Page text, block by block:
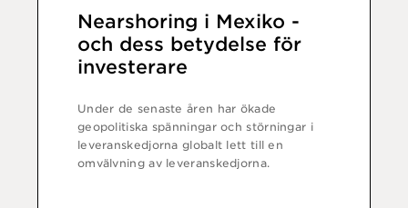
Nearshoring i Mexiko -
och dess betydelse för
investerare
Under de senaste åren har ökade
geopolitiska spänningar och störningar i
leveranskedjorna globalt lett till en
omvälvning av leveranskedjorna.